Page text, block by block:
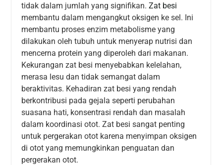
tidak dalam jumlah yang signifikan.Zat besi
membantu dalam mengangkut oksigen ke sel. Ini
membantu proses enzim metabolisme yang
dilakukan oleh tubuh untuk menyerap nutrisi dan
mencerna protein yang diperoleh dari makanan.
Kekurangan zat besi menyebabkan kelelahan,
merasa lesu dan tidak semangat dalam
beraktivitas. Kehadiran zat besi yang rendah
berkontribusi pada gejala seperti perubahan
suasana hati, konsentrasi rendah dan masalah
dalam koordinasi otot. Zat besi sangat penting
untuk pergerakan otot karena menyimpan oksigen
di otot yang memungkinkan penguatan dan
pergerakan otot.